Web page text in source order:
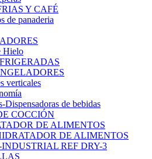
Y CAFÉ
de panaderia
Hielo
verticales
Dispensadoras de bebidas
COCCIÓN
DE ALIMENTOS
DE ALIMENTOS
INDUSTRIAL REF DRY-3